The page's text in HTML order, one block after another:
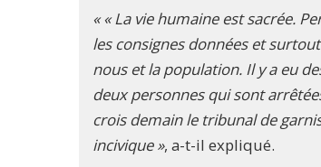
« « La vie humaine est sacrée.
les consignes données et
nous et la population. Il y a eu
deux personnes qui sont
crois demain le tribunal de
incivique », a-t-il expliqué.